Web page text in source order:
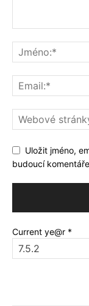
Uložit jméno,
budoucí komentáře
Current ye@r *